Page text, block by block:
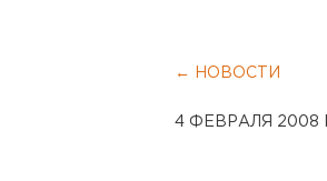
← НОВОСТИ
4 ФЕВРАЛЯ 2008